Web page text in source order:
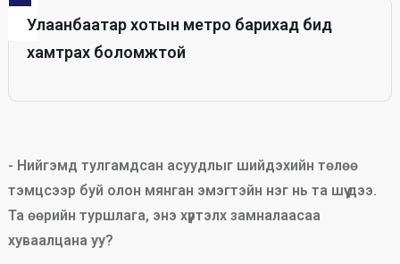
Улаанбаатар хотын метро барихад бид
хамтрах боломжтой
- Нийгэмд тулгамдсан асуудлыг шийдэхийн төлөө
тэмцсээр буй олон мянган эмэгтэйн нэг нь та шүү дээ.
Та өөрийн туршлага, энэ хүртэлх замналаасаа
хуваалцана уу?